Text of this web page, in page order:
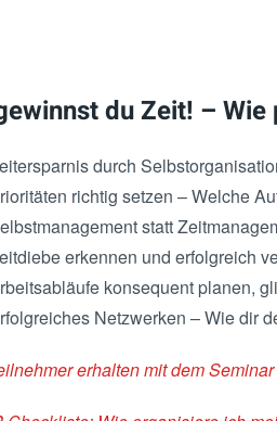
du Zeit! –
durch
richtig setzen – Welche
statt
erkennen und erfolgreich
konsequent planen,
Netzwerken – Wie dir
erhalten mit dem